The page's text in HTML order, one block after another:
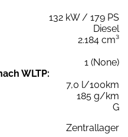
132 kW / 179 PS
Diesel
2.184 cm³
1 (None)
WLTP:
7,0 l/100km
185 g/km
G
Zentrallager